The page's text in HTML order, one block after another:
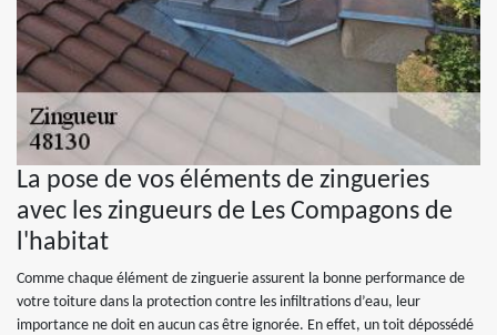
La pose de vos éléments de zingueries
avec les zingueurs de Les Compagons de
l'habitat
Comme chaque élément de zinguerie assurent la bonne performance de
votre toiture dans la protection contre les infiltrations d’eau, leur
importance ne doit en aucun cas être ignorée. En effet, un toit dépossédé